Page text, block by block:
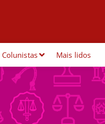
Colunistas Mais lidos